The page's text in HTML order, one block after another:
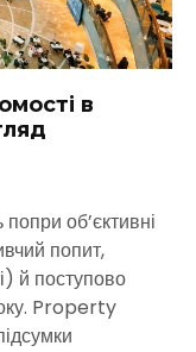
в
об’єктивні
попит,
й поступово
Property